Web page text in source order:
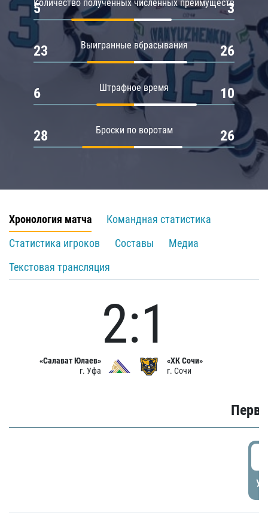
Количество полученных численных преимуществ
5 3
Выигранные вбрасывания
23 26
Штрафное время
6 10
Броски по воротам
28 26
Хронология матча
Командная статистика
Статистика игроков
Составы
Медиа
Текстовая трансляция
«Салават Юлаев»
г. Уфа
2:1
«ХК Сочи»
г. Сочи